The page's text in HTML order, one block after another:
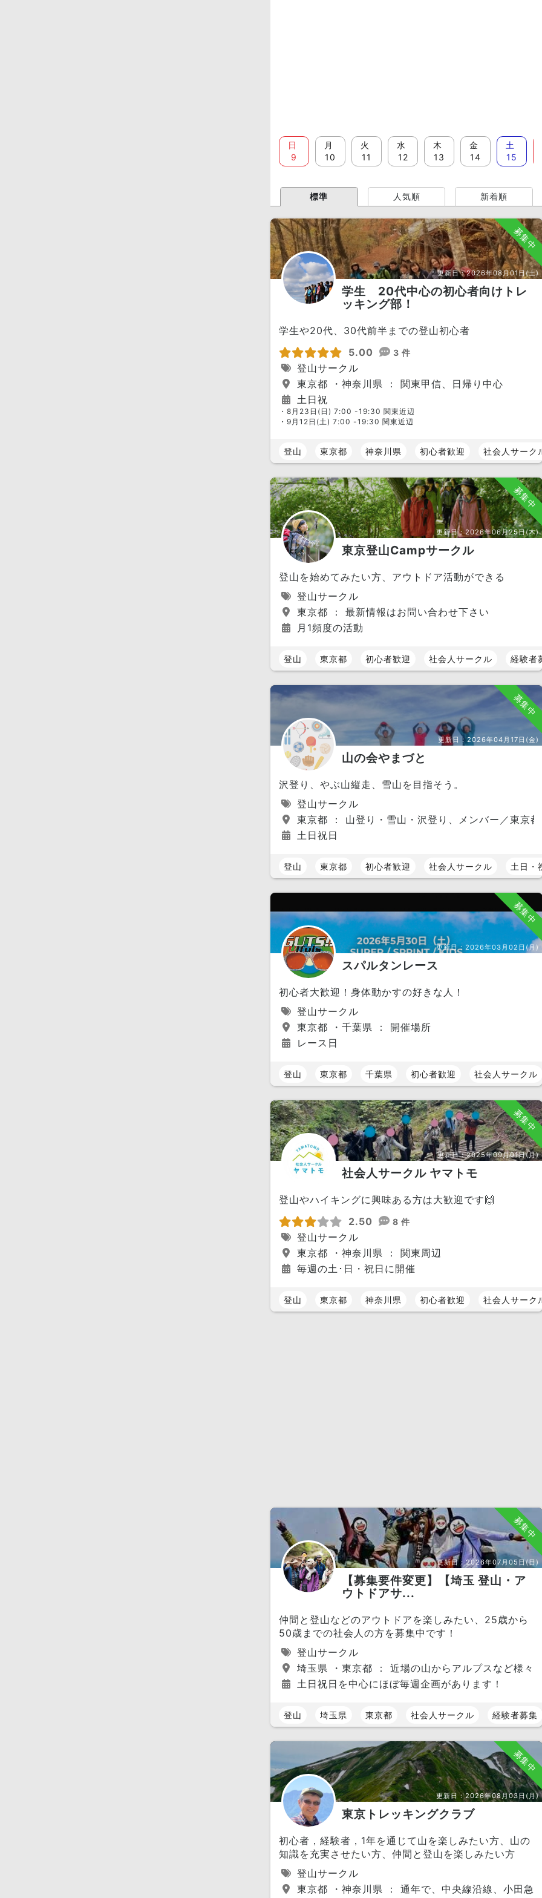
日
9
月
10
火
11
水
12
木
13
金
14
土
15
標準 人気順 新着順
募集中
更新日：2026年08月01日(土)
学生 20代中心の初心者向けトレ
ッキング部！
学生や20代、30代前半までの登山初心者
5.00
3 件
登山サークル
東京都 ・神奈川県 ： 関東甲信、日帰り中心
土日祝
・8月23日(日) 7:00 -19:30 関東近辺
・9月12日(土) 7:00 -19:30 関東近辺
登山 東京都 神奈川県 初心者歓迎 社会人サークル
募集中
更新日：2026年06月25日(木)
東京登山Campサークル
登山を始めてみたい方、アウトドア活動ができる
登山サークル
東京都 ： 最新情報はお問い合わせ下さい
月1頻度の活動
登山 東京都 初心者歓迎 社会人サークル 経験者
募集中
更新日： 2026年04月17日(金)
山の会やまづと
沢登り、やぶ山縦走、雪山を目指そう。
登山サークル
東京都 ： 山登り・雪山・沢登り、メンバー／東京都
土日祝日
登山 東京都 初心者歓迎 社会人サークル 土日・
募集中
更新日： 2026年03月02日(月)
スパルタンレース
初心者大歓迎！身体動かすの好きな人！
登山サークル
東京都 ・千葉県 ： 開催場所
レース日
登山 東京都 千葉県 初心者歓迎 社会人サークル
募集中
更新日：2025年09月01日(月)
社会人サークル ヤマトモ
登山やハイキングに興味ある方は大歓迎です🙌
2.50
8 件
登山サークル
東京都 ・神奈川県 ： 関東周辺
毎週の土･日・祝日に開催
登山 東京都 神奈川県 初心者歓迎 社会人サークル
募集中
更新日：2026年07月05日(日)
【募集要件変更】【埼玉 登山・ア
ウトドアサ...
仲間と登山などのアウトドアを楽しみたい、25歳から
50歳までの社会人の方を募集中です！
登山サークル
埼玉県 ・東京都 ： 近場の山からアルプスなど様々で
土日祝日を中心にほぼ毎週企画があります！
登山 埼玉県 東京都 社会人サークル 経験者募集
募集中
更新日：2026年08月03日(月)
東京トレッキングクラブ
初心者，経験者，1年を通じて山を楽しみたい方、山の
知識を充実させたい方、仲間と登山を楽しみたい方
登山サークル
東京都 ・神奈川県 ： 通年で、中央線沿線、小田急